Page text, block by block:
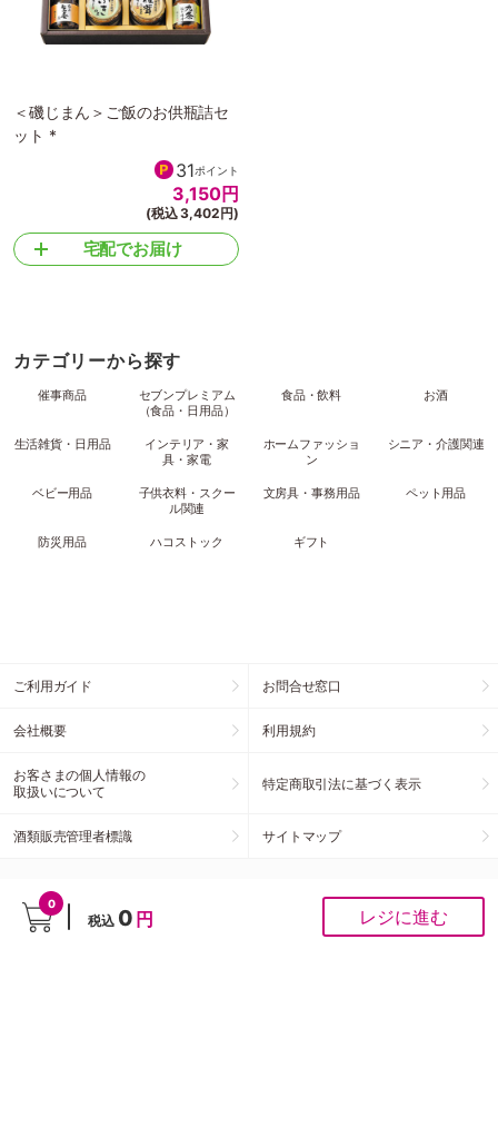
0
税込 0 円 レジに進む
＜磯じまん＞ご飯のお供瓶詰セ
ット *
31ポイント
3,150円
(税込 3,402円)
宅配でお届け
カテゴリーから探す
催事商品
セブンプレミアム
（食品・日用品）
食品・飲料 お酒
生活雑貨・日用品
インテリア・家
具・家電
ホームファッショ
ン
シニア・介護関連
ベビー用品
子供衣料・スクー
ル関連
文房具・事務用品 ペット用品
防災用品 ハコストック ギフト
ご利用ガイド お問合せ窓口
会社概要 利用規約
お客さまの個人情報の
取扱いについて
特定商取引法に基づく表示
酒類販売管理者標識 サイトマップ
お客様の声をお聞かせください